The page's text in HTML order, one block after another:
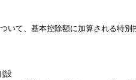
、基本控除額に加算される特別
設